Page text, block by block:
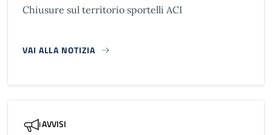
Chiusure sul territorio sportelli ACI
VAI ALLA NOTIZIA
AVVISI